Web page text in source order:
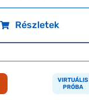
Részletek
VIRTUÁLIS
PRÓBA